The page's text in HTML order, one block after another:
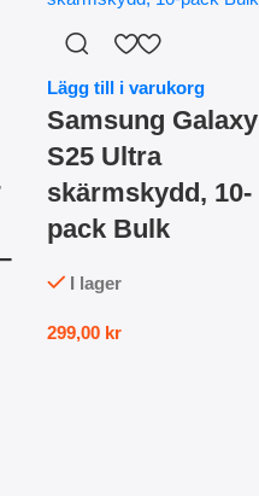
Lägg till i varukorg
Samsung Galaxy
S25 Ultra
skärmskydd, 10-
pack Bulk
I lager
299,00 kr